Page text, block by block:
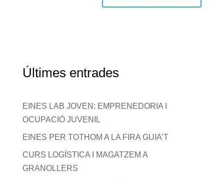
Últimes entrades
EINES LAB JOVEN: EMPRENEDORIA I
OCUPACIÓ JUVENIL
EINES PER TOTHOM A LA FIRA GUIA’T
CURS LOGÍSTICA I MAGATZEM A
GRANOLLERS